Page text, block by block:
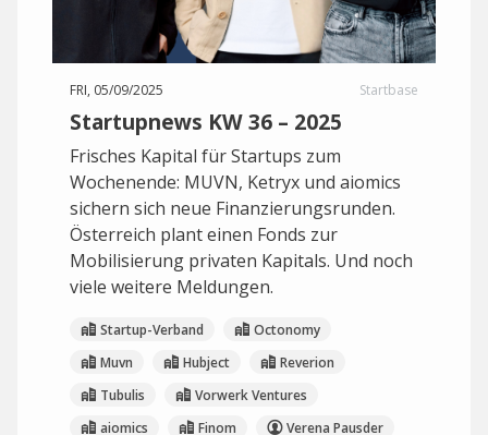
FRI, 05/09/2025 Startbase
Startupnews KW 36 – 2025
Frisches Kapital für Startups zum
Wochenende: MUVN, Ketryx und aiomics
sichern sich neue Finanzierungsrunden.
Österreich plant einen Fonds zur
Mobilisierung privaten Kapitals. Und noch
viele weitere Meldungen.
Startup-Verband
Octonomy
Muvn
Hubject
Reverion
Tubulis
Vorwerk Ventures
aiomics
Finom Verena Pausder